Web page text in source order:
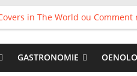
in The World ou
les vieux pots qu’on fait les
Ladyland
Again : Tyler Ballgame plie le
be Good
GASTRONOMIE